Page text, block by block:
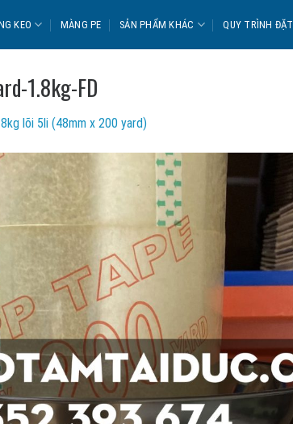
KEO MÀNG PE SẢN PHẨM KHÁC QUY TRÌNH
1.8kg-FD
lõi 5li (48mm x 200 yard)